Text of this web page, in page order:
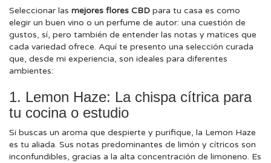
Seleccionar las mejores flores CBD para tu casa es como
elegir un buen vino o un perfume de autor: una cuestión de
gustos, sí, pero también de entender las notas y matices que
cada variedad ofrece. Aquí te presento una selección curada
que, desde mi experiencia, son ideales para diferentes
ambientes:
1. Lemon Haze: La chispa cítrica para
tu cocina o estudio
Si buscas un aroma que despierte y purifique, la Lemon Haze
es tu aliada. Sus notas predominantes de limón y cítricos son
inconfundibles, gracias a la alta concentración de limoneno. Es